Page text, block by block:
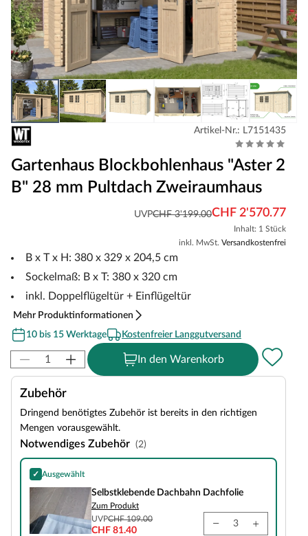
Artikel-Nr.: L7151435
Gartenhaus Blockbohlenhaus "Aster 2
B" 28 mm Pultdach Zweiraumhaus
UVPCHF 3'199.00CHF 2'570.77
Inhalt: 1 Stück
inkl. MwSt. Versandkostenfrei
B x T x H: 380 x 329 x 204,5 cm
Sockelmaß: B x T: 380 x 320 cm
inkl. Doppelflügeltür + Einflügeltür
Mehr Produktinformationen
10 bis 15 Werktage
Kostenfreier Langgutversand
In den Warenkorb
Zubehör
Dringend benötigtes Zubehör ist bereits in den richtigen
Mengen vorausgewählt.
Notwendiges Zubehör (2)
✓ Ausgewählt
Selbstklebende Dachbahn Dachfolie
Selbstklebende Dachbahn Dachfolie
Zum Produkt
UVPCHF 109.00
CHF 81.40